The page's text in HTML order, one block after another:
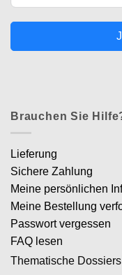
Brauchen Sie
Lieferung
Sichere Zahlung
Meine persönlichen
Meine Bestellung
Passwort vergessen
FAQ lesen
Thematische Dossiers